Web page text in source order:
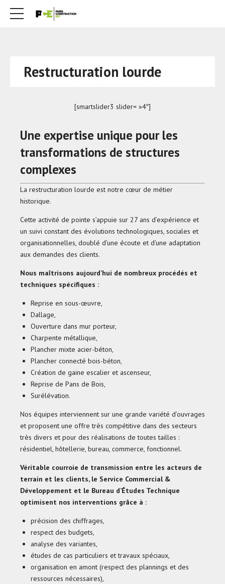
Restructuration lourde
[smartslider3 slider= »4″]
Une expertise unique pour les
transformations de structures
complexes
La restructuration lourde est notre cœur de métier
historique.
Cette activité de pointe s’appuie sur 27 ans d’expérience et
un suivi constant des évolutions technologiques, sociales et
organisationnelles, doublé d’une écoute et d’une adaptation
aux demandes des clients.
Nous maîtrisons aujourd’hui de nombreux procédés et
techniques spécifiques :
Reprise en sous-œuvre,
Dallage,
Ouverture dans mur porteur,
Charpente métallique,
Plancher mixte acier-béton,
Plancher connecté bois-béton,
Création de gaine escalier et ascenseur,
Reprise de Pans de Bois,
Surélévation.
Nos équipes interviennent sur une grande variété d’ouvrages
et proposent une offre très compétitive dans des secteurs
très divers et pour des réalisations de toutes tailles :
résidentiel, hôtellerie, bureau, commerce, fonctionnel.
Véritable courroie de transmission entre les acteurs de
terrain et les clients, le Service Commercial &
Développement et le Bureau d’Études Technique
optimisent nos interventions grâce à :
précision des chiffrages,
respect des budgets,
analyse des variantes,
études de cas particuliers et travaux spéciaux,
organisation en amont (respect des plannings et des
ressources nécessaires),